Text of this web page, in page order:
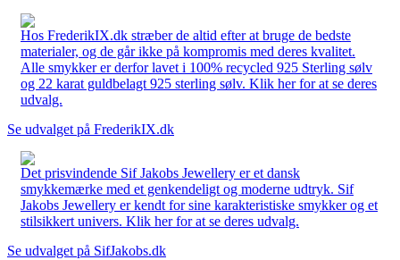
Hos FrederikIX.dk stræber de altid efter at bruge de bedste
materialer, og de går ikke på kompromis med deres kvalitet.
Alle smykker er derfor lavet i 100% recycled 925 Sterling sølv
og 22 karat guldbelagt 925 sterling sølv. Klik her for at se deres
udvalg.
Se udvalget på FrederikIX.dk
Det prisvindende Sif Jakobs Jewellery er et dansk
smykkemærke med et genkendeligt og moderne udtryk. Sif
Jakobs Jewellery er kendt for sine karakteristiske smykker og et
stilsikkert univers. Klik her for at se deres udvalg.
Se udvalget på SifJakobs.dk